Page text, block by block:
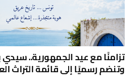
تزامنًا مع عيد الجمهورية..
وتنضم رسميًا إلى قائمة التراث